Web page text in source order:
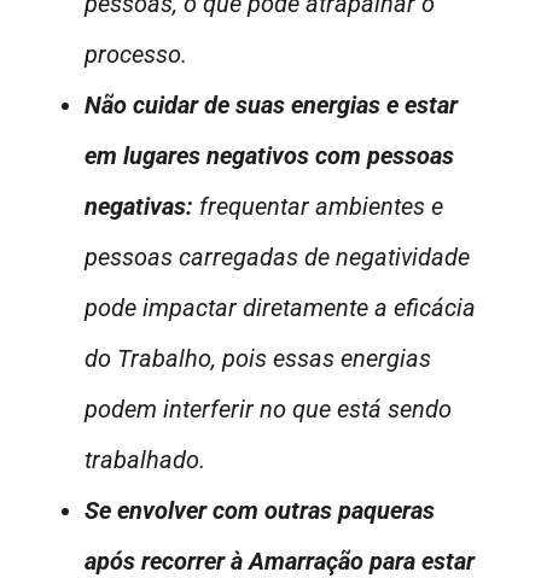
processo.
Não cuidar de suas energias e estar
em lugares negativos com pessoas
negativas: frequentar ambientes e
pessoas carregadas de negatividade
pode impactar diretamente a eficácia
do Trabalho, pois essas energias
podem interferir no que está sendo
trabalhado.
Se envolver com outras paqueras
após recorrer à Amarração para estar